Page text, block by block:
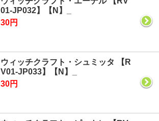
01-JP032】【N】_
30円
ウィッチクラフト・シュミッタ 【R
V01-JP033】【N】_
30円